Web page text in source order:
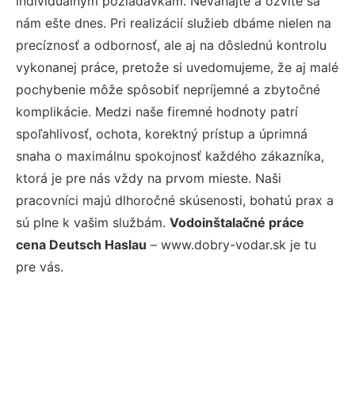
nám ešte dnes. Pri realizácií služieb dbáme nielen na
precíznosť a odbornosť, ale aj na dôslednú kontrolu
vykonanej práce, pretože si uvedomujeme, že aj malé
pochybenie môže spôsobiť nepríjemné a zbytočné
komplikácie. Medzi naše firemné hodnoty patrí
spoľahlivosť, ochota, korektný prístup a úprimná
snaha o maximálnu spokojnosť každého zákazníka,
ktorá je pre nás vždy na prvom mieste. Naši
pracovníci majú dlhoročné skúsenosti, bohatú prax a
sú plne k vašim službám. Vodoinštalačné práce
cena Deutsch Haslau – www.dobry-vodar.sk je tu
pre vás.